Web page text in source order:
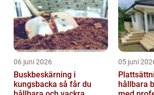
06 juni 2026
Buskbeskärning i
kungsbacka så får du
05 juni
hållbara